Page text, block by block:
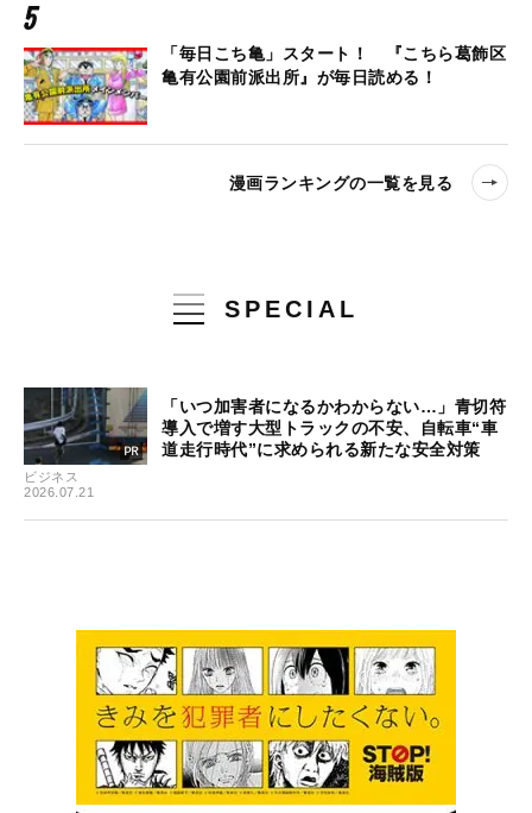
「毎日こち亀」スタート！ 『こちら葛飾区
亀有公園前派出所』が毎日読める！
漫画ランキングの一覧を見る
SPECIAL
ビジネス
2026.07.21
「いつ加害者になるかわからない…」青切符
導入で増す大型トラックの不安、自転車“車
道走行時代”に求められる新たな安全対策